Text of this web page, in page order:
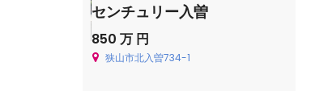
センチュリー入曽
850 万 円
狭山市北入曽734-1